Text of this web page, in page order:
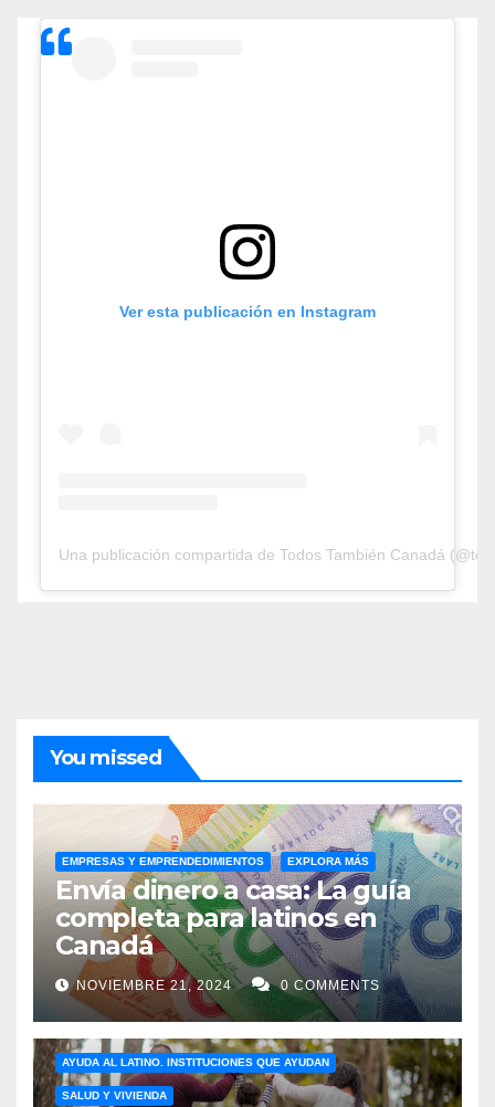
Ver esta publicación en Instagram
Una publicación compartida de Todos También Canadá
You missed
EMPRESAS Y EMPRENDEDIMIENTOS EXPLORA MÁS
Envía dinero a casa: La guía
completa para latinos en
Canadá
NOVIEMBRE 21, 2024 0 COMMENTS
AYUDA AL LATINO. INSTITUCIONES QUE AYUDAN
SALUD Y VIVIENDA